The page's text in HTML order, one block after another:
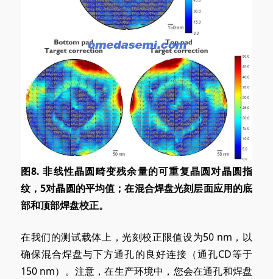
图8. 非线性晶圆畸变残余量的可重复晶圆对晶圆指
纹，5对晶圆的平均值；在混合焊盘光刻层面应用的底
部和顶部焊盘校正。
在我们的测试载体上，光刻校正限值设为50 nm，以
确保混合焊盘与下方通孔的良好连接（通孔CD等于
150 nm）。注意，在生产环境中，您会在通孔和焊盘